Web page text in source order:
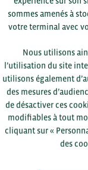
2021
Acteur
25/06 -2021
ASM
sommes amenés à
votre terminal avec
Nous utilisons
l’utilisation du site
utilisons également
des mesures
de désactiver ces
modifiables à tout
cliquant sur «
des